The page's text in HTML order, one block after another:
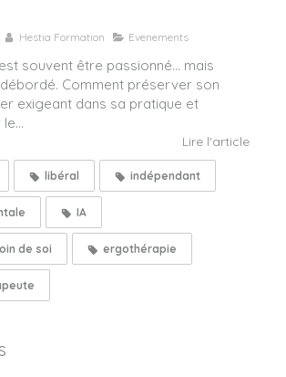
Hestia Formation Evenements
souvent être passionné… mais
Comment préserver son
exigeant dans sa pratique et
Lire l'article
libéral indépendant
IA
de soi ergothérapie